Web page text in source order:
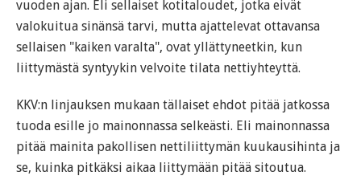
vuoden ajan. Eli sellaiset kotitaloudet, jotka eivät
valokuitua sinänsä tarvi, mutta ajattelevat ottavansa
sellaisen "kaiken varalta", ovat yllättyneetkin, kun
liittymästä syntyykin velvoite tilata nettiyhteyttä.
KKV:n linjauksen mukaan tällaiset ehdot pitää jatkossa
tuoda esille jo mainonnassa selkeästi. Eli mainonnassa
pitää mainita pakollisen nettiliittymän kuukausihinta ja
se, kuinka pitkäksi aikaa liittymään pitää sitoutua.